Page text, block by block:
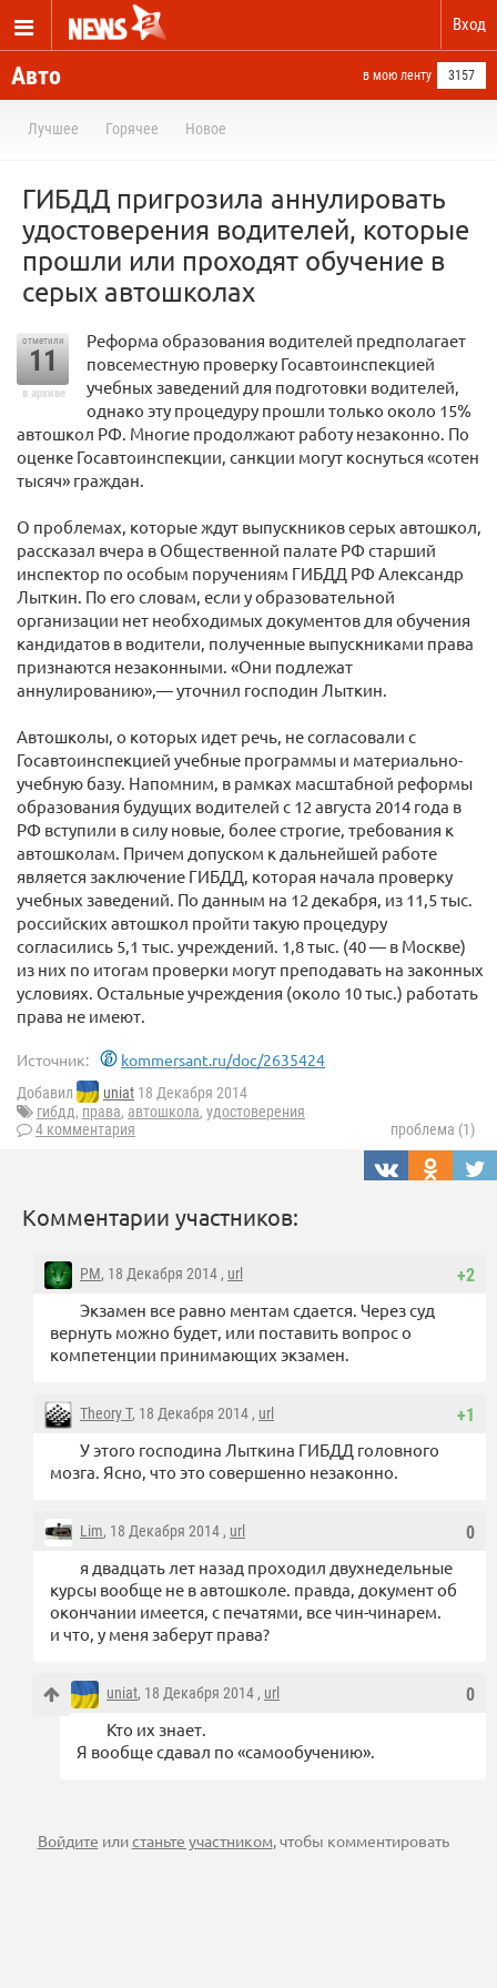
Вход
Авто в мою ленту 3157
Лучшее Горячее Новое
ГИБДД пригрозила аннулировать
удостоверения водителей, которые
прошли или проходят обучение в
серых автошколах
отметили
11
в архиве
Реформа образования водителей предполагает
повсеместную проверку Госавтоинспекцией
учебных заведений для подготовки водителей,
однако эту процедуру прошли только около 15%
автошкол РФ. Многие продолжают работу незаконно. По
оценке Госавтоинспекции, санкции могут коснуться «сотен
тысяч» граждан.
О проблемах, которые ждут выпускников серых автошкол,
рассказал вчера в Общественной палате РФ старший
инспектор по особым поручениям ГИБДД РФ Александр
Лыткин. По его словам, если у образовательной
организации нет необходимых документов для обучения
кандидатов в водители, полученные выпускниками права
признаются незаконными. «Они подлежат
аннулированию»,— уточнил господин Лыткин.
Автошколы, о которых идет речь, не согласовали с
Госавтоинспекцией учебные программы и материально-
учебную базу. Напомним, в рамках масштабной реформы
образования будущих водителей с 12 августа 2014 года в
РФ вступили в силу новые, более строгие, требования к
автошколам. Причем допуском к дальнейшей работе
является заключение ГИБДД, которая начала проверку
учебных заведений. По данным на 12 декабря, из 11,5 тыс.
российских автошкол пройти такую процедуру
согласились 5,1 тыс. учреждений. 1,8 тыс. (40 — в Москве)
из них по итогам проверки могут преподавать на законных
условиях. Остальные учреждения (около 10 тыс.) работать
права не имеют.
Источник: kommersant.ru/doc/2635424
Добавил uniat 18 Декабря 2014
гибдд, права, автошкола, удостоверения
4 комментария
проблема (1)
Комментарии участников:
+2
PM, 18 Декабря 2014 , url
Экзамен все равно ментам сдается. Через суд
вернуть можно будет, или поставить вопрос о
компетенции принимающих экзамен.
+1
Theory T, 18 Декабря 2014 , url
У этого господина Лыткина ГИБДД головного
мозга. Ясно, что это совершенно незаконно.
0
Lim, 18 Декабря 2014 , url
я двадцать лет назад проходил двухнедельные
курсы вообще не в автошколе. правда, документ об
окончании имеется, с печатями, все чин-чинарем.
и что, у меня заберут права?
0
uniat, 18 Декабря 2014 , url
Кто их знает.
Я вообще сдавал по «самообучению».
Войдите илистаньте участником, чтобы комментировать